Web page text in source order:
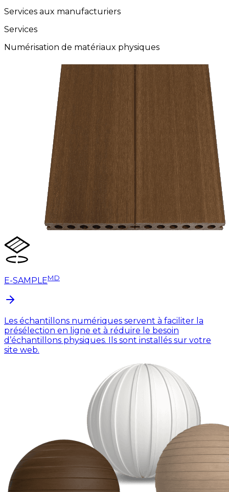
Services aux manufacturiers
Services
Numérisation de matériaux physiques
E-SAMPLEMD
Les échantillons numériques servent à faciliter la
présélection en ligne et à réduire le besoin
d’échantillons physiques. Ils sont installés sur votre
site web.